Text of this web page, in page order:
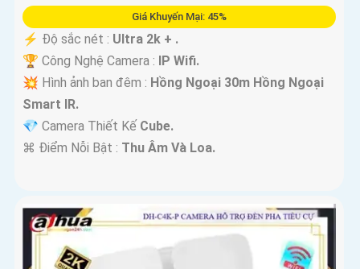
Giá Khuyến Mại: 45%
️⚡ Độ sắc nét : Ultra 2k + .
🏆 Công Nghệ Camera :
IP Wifi.
💥 Hình ảnh ban đêm : Hồng Ngoại 30m Hồng Ngoại
Smart IR.
💎 Camera Thiết Kế Cube.
️⌘ Điểm Nỗi Bật : Thu Âm Và Loa.